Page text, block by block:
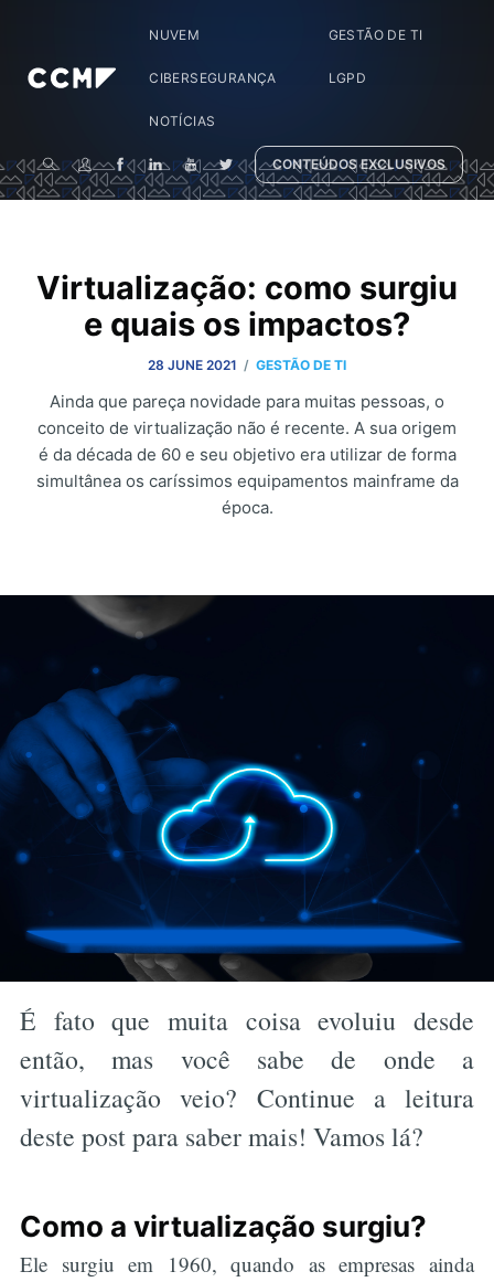
NUVEM GESTÃO DE TI
CIBERSEGURANÇA LGPD
NOTÍCIAS
CONTEÚDOS EXCLUSIVOS
Virtualização: como surgiu
e quais os impactos?
28 JUNE 2021 / GESTÃO DE TI
Ainda que pareça novidade para muitas pessoas, o
conceito de virtualização não é recente. A sua origem
é da década de 60 e seu objetivo era utilizar de forma
simultânea os caríssimos equipamentos mainframe da
época.
É fato que muita coisa evoluiu desde
então, mas você sabe de onde a
virtualização veio? Continue a leitura
deste post para saber mais! Vamos lá?
Como a virtualização surgiu?
Ele surgiu em 1960, quando as empresas ainda